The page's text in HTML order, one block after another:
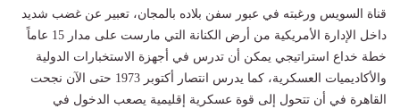
قناة السويس ورغبته في عبور سفن بلاده بالمجان، تعبير عن غضب شديد
داخل الإدارة الأمريكية من أرض الكنانة التي مارست على مدار 15 عاماً
خطة خداع استراتيجي يمكن أن تدرس في أجهزة الاستخبارات الدولية
والأكاديميات العسكرية، كما يدرس انتصار أكتوبر 1973 حتى الآن نجحت
القاهرة في أن تتحول إلى قوة عسكرية إقليمية يصعب الدخول في